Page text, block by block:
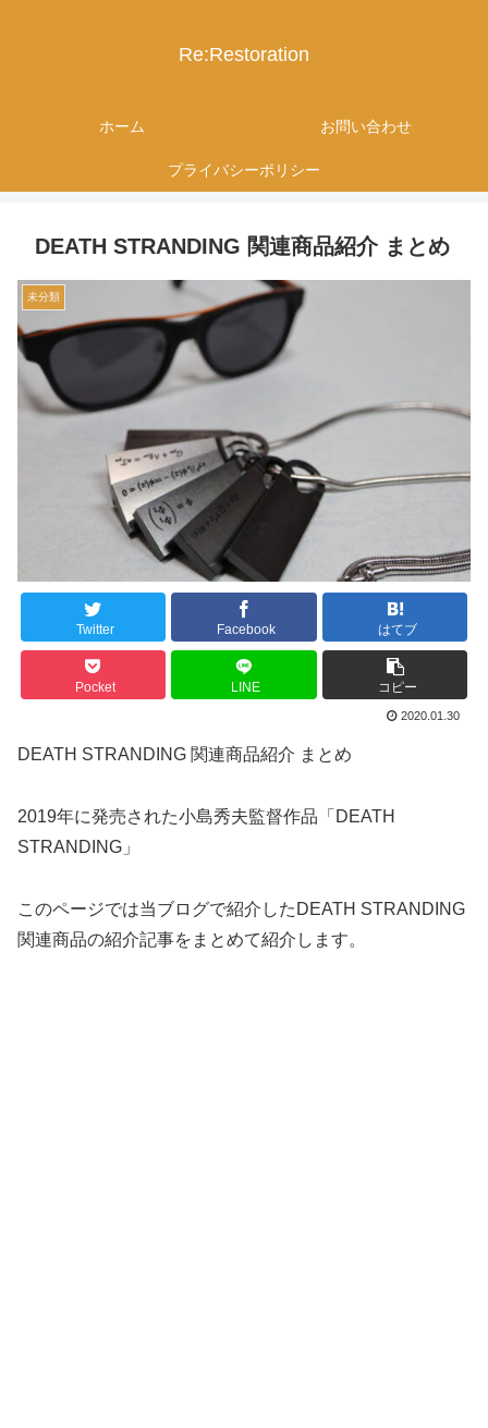
Re:Restoration
ホーム お問い合わせ
プライバシーポリシー
DEATH STRANDING 関連商品紹介 まとめ
未分類
Twitter Facebook はてブ
Pocket LINE コピー
2020.01.30
DEATH STRANDING 関連商品紹介 まとめ
2019年に発売された小島秀夫監督作品「DEATH
STRANDING」
このページでは当ブログで紹介したDEATH STRANDING
関連商品の紹介記事をまとめて紹介します。